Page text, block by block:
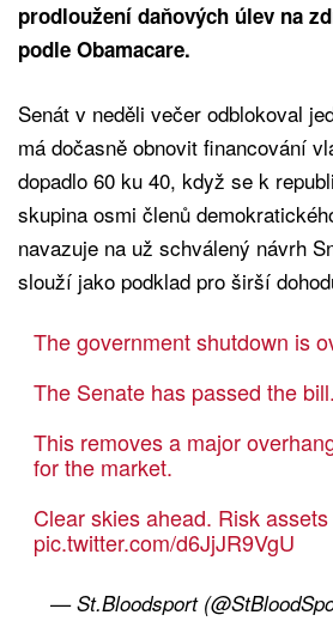
prodloužení daňových úlev na
podle Obamacare.
Senát v neděli večer odblokoval
má dočasně obnovit financování
dopadlo 60 ku 40, když se k
skupina osmi členů
navazuje na už schválený návrh
slouží jako podklad pro širší
The government shutdown is
The Senate has passed the bill.
This removes a major
for the market.
Clear skies ahead. Risk
pic.twitter.com/d6JjJR9VgU
— St.Bloodsport